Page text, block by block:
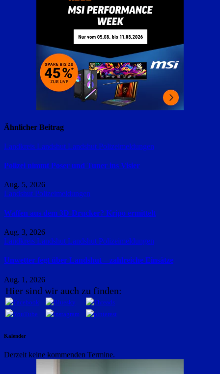
Ähnlicher Beitrag
Landkreis Landshut Landshut Polizeimeldungen
Polizei nimmt Poser und Tuner ins Visier
Aug. 5, 2026
Landshut Polizeimeldungen
Waffen aus dem 3D-Drucker? Kripo ermittelt
Aug. 3, 2026
Landkreis Landshut Landshut Polizeimeldungen
Unwetter fegt über Landshut – zahlreiche Einsätze
Aug. 1, 2026
Hier sind wir auch zu finden:
Kalender
Derzeit keine kommenden Termine.